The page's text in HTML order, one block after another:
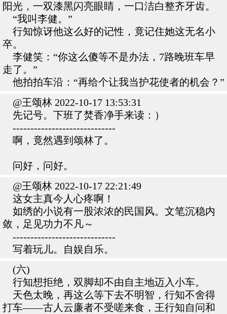
阳光，一双漆黑闪亮眼睛，一口洁白整齐牙齿。
“我叫李健。”
行知惊讶他这么好的记性，竟记住她这无名小
卒。
李健笑：“你这么傻等不是办法，7路晚班车早
走了。”
他拍拍车沿：“再给个让我当护花使者的机会？”
@王颂林 2022-10-17 13:53:31
先记号。下班了焚香净手来读：）
-----------------------------
啊，竟然遇到颂林了。
问好，问好。
@王颂林 2022-10-17 22:21:49
这女主真今人心疼啊！
如绣的小说有一股浓浓的民国风。文笔沉稳内
敛，足见功力不凡～
-----------------------------
写着玩儿。自娱自乐。
(六)
行知想拒绝，双脚却不由自主地迈入小车。
天色太晚，再这么等下去不明智，行知不舍得
打车——古人云廉者不受嗟来食，王行知自问和